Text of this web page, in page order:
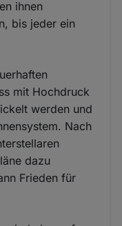
ihnen
bis jeder ein
mit Hochdruck
werden und
Nach
dazu
Frieden für